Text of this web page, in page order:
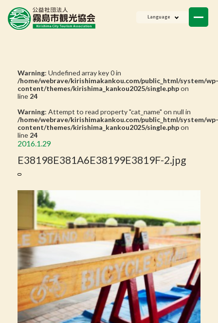
Language
Warning: Undefined array key 0 in
/home/webrave/kirishimakankou.com/public_html/system/wp-
content/themes/kirishima_kankou2025/single.phpon
line 24
Warning: Attempt to read property "cat_name" on null in
/home/webrave/kirishimakankou.com/public_html/system/wp-
content/themes/kirishima_kankou2025/single.phpon
line 24
2016.1.29
E38198E381A6E38199E3819F-2.jpg